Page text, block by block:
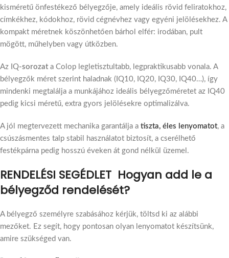
kisméretű önfestékező bélyegzője, amely ideális rövid feliratokhoz,
címkékhez, kódokhoz, rövid cégnévhez vagy egyéni jelölésekhez. A
kompakt méretnek köszönhetően bárhol elfér: irodában, pult
mögött, műhelyben vagy útközben.
Az IQ-sorozata Colop legletisztultabb, legpraktikusabb vonala. A
bélyegzők méret szerint haladnak (IQ10, IQ20, IQ30, IQ40…), így
mindenki megtalálja a munkájához ideális bélyegzőméretet az IQ40
pedig kicsi méretű, extra gyors jelölésekre optimalizálva.
A jól megtervezett mechanika garantálja a tiszta, éles lenyomatot, a
csúszásmentes talp stabil használatot biztosít, a cserélhető
festékpárna pedig hosszú éveken át gond nélkül üzemel.
RENDELÉSI SEGÉDLET Hogyan add le a
bélyegződ rendelését?
A bélyegző személyre szabásához kérjük, töltsd ki az alábbi
mezőket. Ez segít, hogy pontosan olyan lenyomatot készítsünk,
amire szükséged van.